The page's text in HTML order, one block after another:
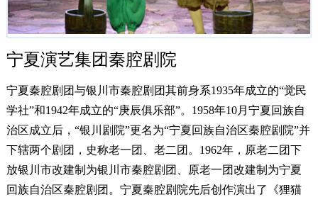
宁夏演艺集团秦腔剧院
宁夏秦腔剧团与银川市秦腔剧团其前身系1935年成立的“觉民
学社”和1942年成立的“庚辰俱乐部”。1958年10月宁夏回族自
治区成立后，“银川剧院”更名为“宁夏回族自治区秦腔剧院”并
下辖两个剧团，史称老一团、老二团。1962年，原老二团下
放银川市改建制为银川市秦腔剧团、原老一团改建制为宁夏
回族自治区秦腔剧团。宁夏秦腔剧院先后创作演出了《狸猫